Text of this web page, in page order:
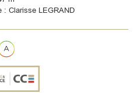
: Clarisse LEGRAND